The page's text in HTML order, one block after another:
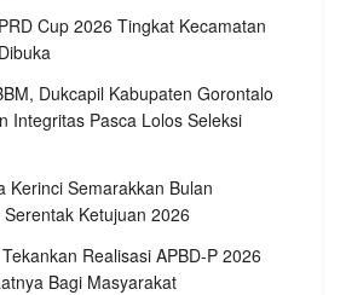
Cup 2026 Tingkat Kecamatan
Dukcapil Kabupaten Gorontalo
Integritas Pasca Lolos Seleksi
Kerinci Semarakkan Bulan
Ketujuan 2026
Realisasi APBD-P 2026
Bagi Masyarakat